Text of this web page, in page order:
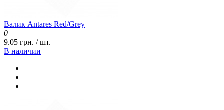
Валик Antares Red/Grey
0
9.05 грн. / шт.
В наличии